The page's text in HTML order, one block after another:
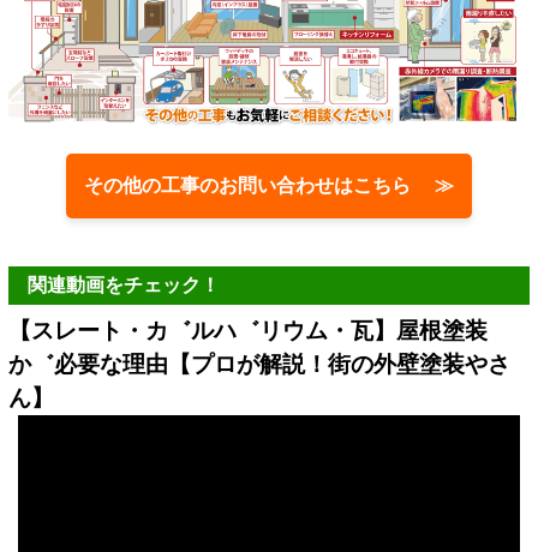
その他の工事のお問い合わせはこちら ≫
関連動画をチェック！
【スレート・カ゛ルハ゛リウム・瓦】屋根塗装
か゛必要な理由【プロが解説！街の外壁塗装やさ
ん】